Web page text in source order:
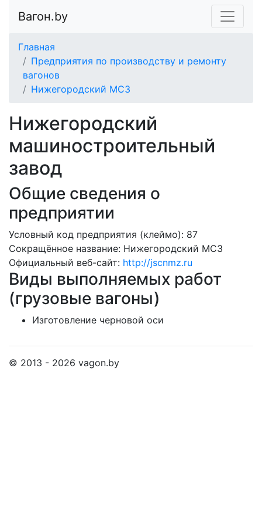
Вагон.by
Главная
Предприятия по производству и ремонту
вагонов
Нижегородский МСЗ
Нижегородский
машиностроительный
завод
Общие сведения о
предприятии
Условный код предприятия (клеймо): 87
Сокращённое название: Нижегородский МСЗ
Официальный веб-сайт: http://jscnmz.ru
Виды выполняемых работ
(грузовые вагоны)
Изготовление черновой оси
© 2013 - 2026 vagon.by